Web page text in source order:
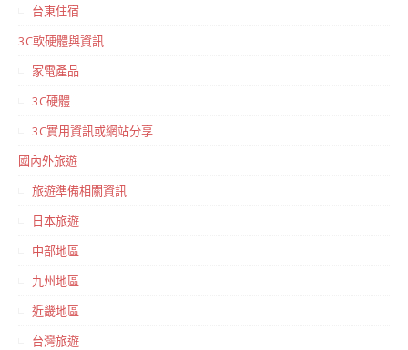
台東住宿
3C軟硬體與資訊
家電產品
3C硬體
3C實用資訊或網站分享
國內外旅遊
旅遊準備相關資訊
日本旅遊
中部地區
九州地區
近畿地區
台灣旅遊